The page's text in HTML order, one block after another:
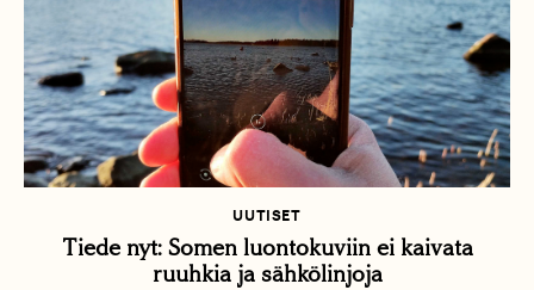
UUTISET
Tiede nyt: Somen luontokuviin ei kaivata
ruuhkia ja sähkölinjoja